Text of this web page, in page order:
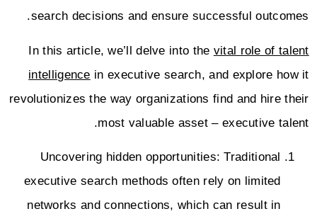
search decisions and ensure successful outcomes.
In this article, we’ll delve into thevital role of talent
intelligence in executive search, and explore how it
revolutionizes the way organizations find and hire their
most valuable asset – executive talent.
Uncovering hidden opportunities: Traditional
executive search methods often rely on limited
networks and connections, which can result in